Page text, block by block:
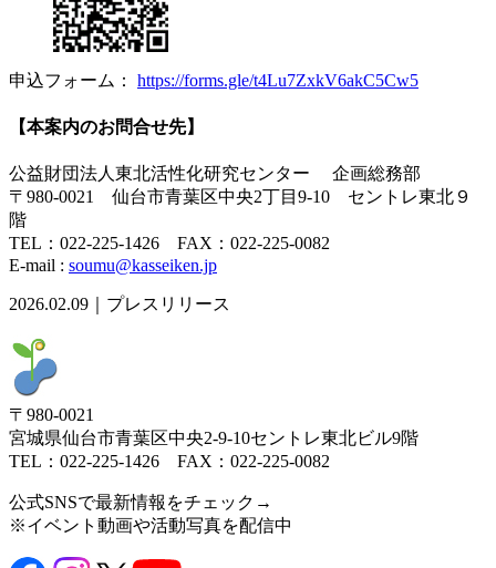
申込フォーム： https://forms.gle/t4Lu7ZxkV6akC5Cw5
【本案内のお問合せ先】
公益財団法人東北活性化研究センター 企画総務部
〒980-0021 仙台市青葉区中央2丁目9-10 セントレ東北９
階
TEL：022-225-1426 FAX：022-225-0082
E-mail : soumu@kasseiken.jp
2026.02.09｜プレスリリース
〒980-0021
宮城県仙台市青葉区中央2-9-10セントレ東北ビル9階
TEL：022-225-1426 FAX：022-225-0082
公式SNSで最新情報をチェック→
※イベント動画や活動写真を配信中